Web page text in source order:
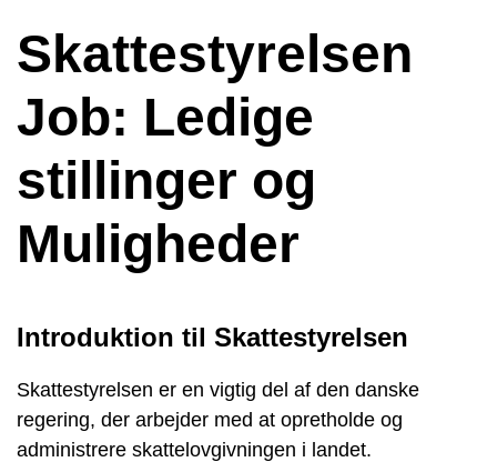
Skattestyrelsen
Job: Ledige
stillinger og
Muligheder
Introduktion til Skattestyrelsen
Skattestyrelsen er en vigtig del af den danske
regering, der arbejder med at opretholde og
administrere skattelovgivningen i landet.